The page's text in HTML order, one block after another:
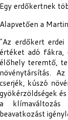
Egy erdőkertnek
Alapvetően a
"Az erdőkert erdei
értéket adó fákra,
élőhely teremtő,
növénytársítás.
cserjék, kúszó
gyökérzöldségek
a
beavatkozást